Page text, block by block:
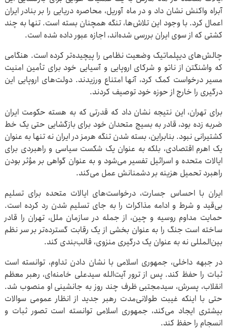
آبراه واکنش نشان داد و در ماه آوریل، محاصره دریایی را بر بنادر ایران
اعمال کرد. با وجود این تلاش‌ها، تنگه همچنان بسته است. تنها به چند
کشتی که از سوی ایران بررسی شده‌اند، اجازه عبور داده شده است.
چالش‌های دیپلماتیک وضعیت نظامی را پیچیده‌تر کرده است. هنگامی
که واشنگتن از ناتو و شرکای اروپایی و آسیایی خود برای تأمین امنیت
مسیر درخواست کمک کرد، آنها امتناع ورزیدند. دولت‌های اروپایی این
درگیری را خارج از حوزه خود توصیف کردند.
برای تهران، این نتیجه نشان داد که قدرتی که به هسته حکومت ایران
ضربه زده بود، قادر به بسیج متحدان خود برای بازگشایی حتی یک خط
کشتیرانی نبود. بنابراین، بسته شدن تنگه هرمز در ایران نه تنها به عنوان
یک اهرم اقتصادی، بلکه به عنوان یک شکست سیاسی و راهبردی برای
ایالات متحده و اسرائیل تفسیر می‌شود و به عنوان گواهی بر مؤثر بودن
راهبرد تحمیل هزینه بر دشمنانش عمل می‌کند.
ایران با احساس جسارت، درخواست‌های ایالات متحده برای تسلیم
بی‌قید و شرط و ادامه مذاکرات را به جای تسلیم شدن رد کرده است.
حمایت مداوم روسیه و چین، از جمله در سازمان ملل، تهران را قادر
ساخته است جنگ را به عنوان بخشی از یک رقابت گسترده‌تر بر سر نظم
بین‌المللی نه به عنوان یک درگیری منزوی، قالب‌بندی کند.
در جبهه داخلی، جمهوری اسلامی با نشان دادن تداوم، توانسته است
ثبات را حفظ کند. پس از ترور آیت‌الله سیدعلی خامنه‌ای، رهبر معظم
انقلاب، پسرش، سیدمجتبی ظرف چند روز به جانشینی او منصوب شد.
حتی با اینکه غیبت طولانی‌مدت رهبر جدید از انظار عمومی سوالات
بیشتری ایجاد می‌کند، جمهوری اسلامی توانسته است تصور ثبات و
انسجام را حفظ کند.